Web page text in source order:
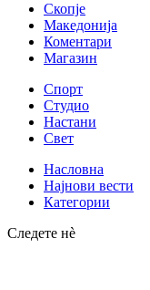
Скопје
Македонија
Коментари
Магазин
Спорт
Студио
Настани
Свет
Насловна
Најнови вести
Категории
Следете нè